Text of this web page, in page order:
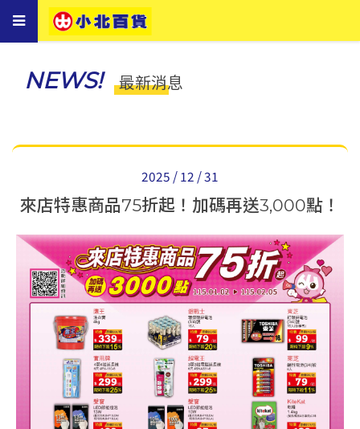
Toggle
navigation
NEWS! 最新消息
2025 / 12 / 31
來店特惠商品75折起！加碼再送3,000點！